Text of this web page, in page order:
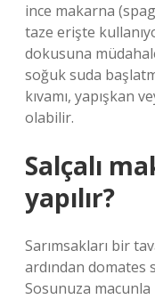
ince makarna
taze erişte
dokusuna
soğuk suda
kıvamı, yapışkan
olabilir.
Salçalı
yapılır?
Sarımsakları bir
ardından domates
Sosunuza